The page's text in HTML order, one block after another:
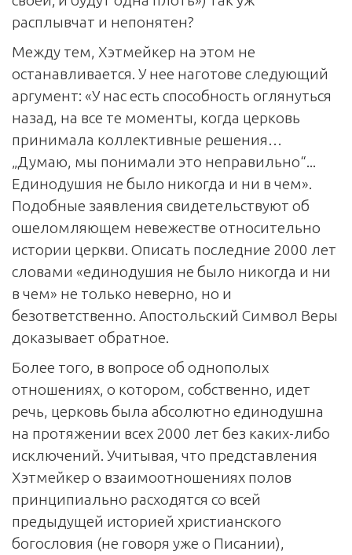
расплывчат и непонятен?
Между тем, Хэтмейкер на этом не
останавливается. У нее наготове следующий
аргумент: «У нас есть способность оглянуться
назад, на все те моменты, когда церковь
принимала коллективные решения…
„Думаю, мы понимали это неправильно“...
Единодушия не было никогда и ни в чем».
Подобные заявления свидетельствуют об
ошеломляющем невежестве относительно
истории церкви. Описать последние 2000 лет
словами «единодушия не было никогда и ни
в чем» не только неверно, но и
безответственно. Апостольский Символ Веры
доказывает обратное.
Более того, в вопросе об однополых
отношениях, о котором, собственно, идет
речь, церковь была абсолютно единодушна
на протяжении всех 2000 лет без каких-либо
исключений. Учитывая, что представления
Хэтмейкер о взаимоотношениях полов
принципиально расходятся со всей
предыдущей историей христианского
богословия (не говоря уже о Писании),